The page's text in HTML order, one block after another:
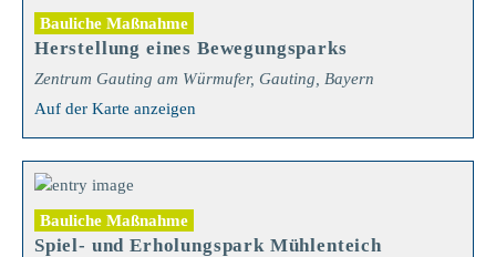
Bauliche Maßnahme
Herstellung eines Bewegungsparks
Zentrum Gauting am Würmufer, Gauting, Bayern
Auf der Karte anzeigen
Bauliche Maßnahme
Spiel- und Erholungspark Mühlenteich